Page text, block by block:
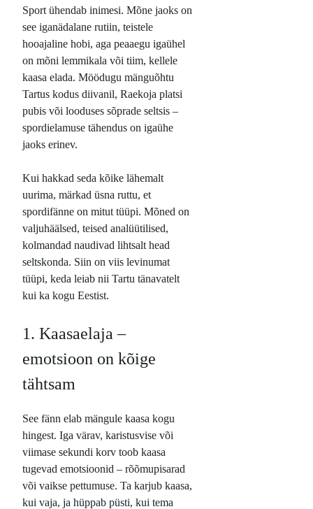
Sport ühendab inimesi. Mõne jaoks on
see iganädalane rutiin, teistele
hooajaline hobi, aga peaaegu igaühel
on mõni lemmikala või tiim, kellele
kaasa elada. Möödugu mänguõhtu
Tartus kodus diivanil, Raekoja platsi
pubis või looduses sõprade seltsis –
spordielamuse tähendus on igaühe
jaoks erinev.
Kui hakkad seda kõike lähemalt
uurima, märkad üsna ruttu, et
spordifänne on mitut tüüpi. Mõned on
valjuhäälsed, teised analüütilised,
kolmandad naudivad lihtsalt head
seltskonda. Siin on viis levinumat
tüüpi, keda leiab nii Tartu tänavatelt
kui ka kogu Eestist.
1. Kaasaelaja –
emotsioon on kõige
tähtsam
See fänn elab mängule kaasa kogu
hingest. Iga värav, karistusvise või
viimase sekundi korv toob kaasa
tugevad emotsioonid – rõõmupisarad
või vaikse pettumuse. Ta karjub kaasa,
kui vaja, ja hüppab püsti, kui tema